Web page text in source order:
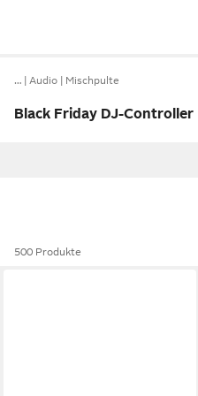
… Audio Mischpulte
Black Friday DJ-Controller
500 Produkte